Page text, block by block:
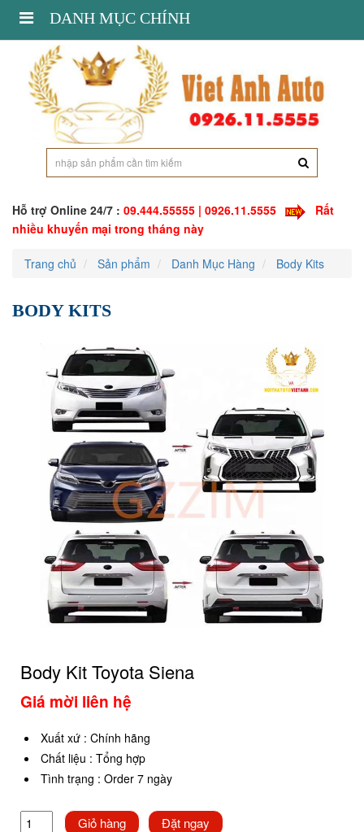
Hỗ trợ Online 24/7 : 09.444.55555 | 0926.11.5555
Rất
nhiều khuyến mại trong tháng này
Toggle
DANH MỤC CHÍNH
Trang chủ Sản phẩm Danh Mục Hàng Body Kits
BODY KITS
Body Kit Toyota Siena
Giá mời liên hệ
Xuất xứ : Chính hãng
Chất liệu : Tổng hợp
Tình trạng : Order 7 ngày
Giỏ hàng Đặt ngay